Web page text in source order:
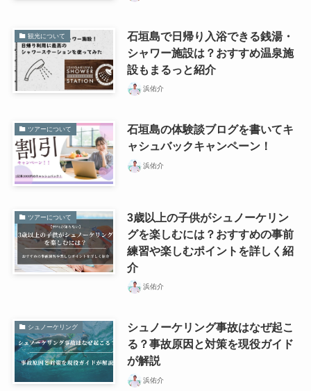
観光について
石垣島で日帰り入浴できる銭湯・
シャワー施設は？おすすめ温泉施
設もまるっと紹介
浜佑介
ツアーについて
石垣島の体験談ブログを書いてキ
ャシュバックキャンペーン！
浜佑介
ツアーについて
3歳以上の子供がシュノーケリン
グを楽しむには？おすすめの事前
練習や楽しむポイントを詳しく紹
介
浜佑介
シュノーケリング
シュノーケリング事故はなぜ起こ
る？事故原因と対策を現役ガイド
が解説
浜佑介